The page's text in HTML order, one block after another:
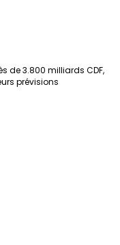
de 3.800 milliards CDF,
prévisions